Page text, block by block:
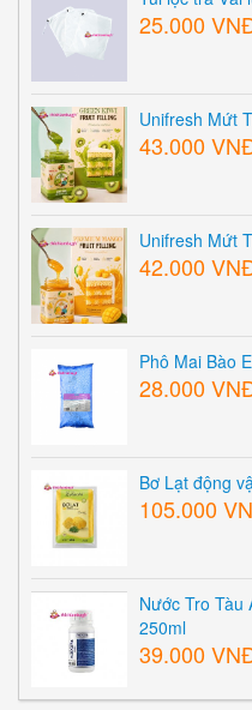
25.000
Unifresh Mứt
43.000
Unifresh Mứt
42.000
Phô Mai Bào
28.000
Bơ Lạt động
105.000
Nước Tro Tàu
250ml
39.000